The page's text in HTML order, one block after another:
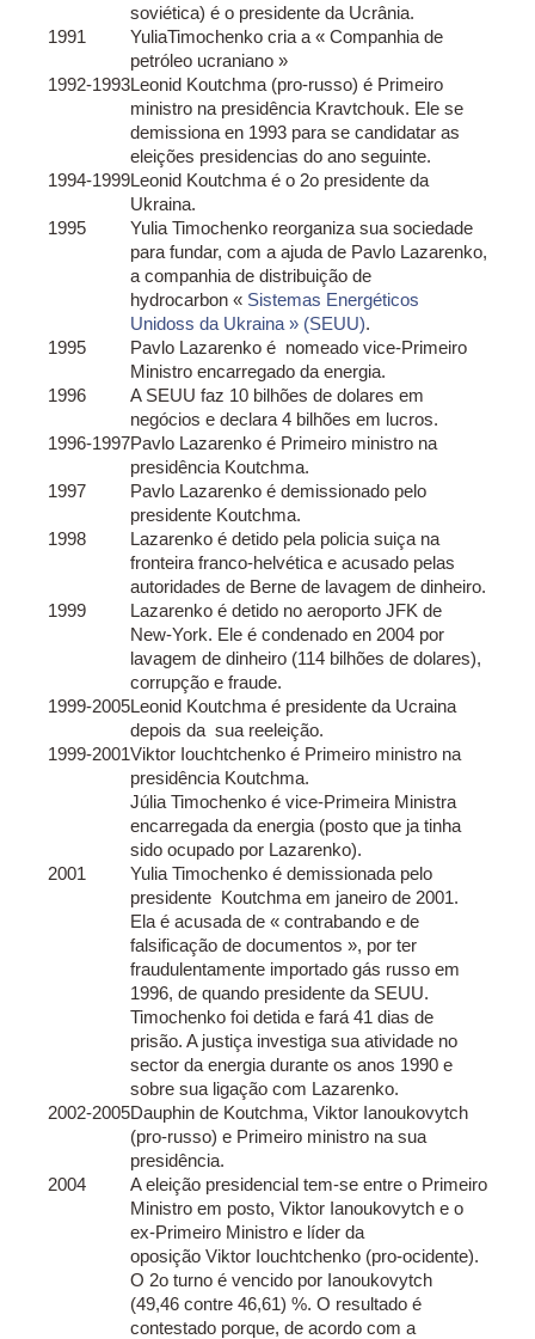
soviética) é o presidente da Ucrânia.
1991
YuliaTimochenko cria a « Companhia de
petróleo ucraniano »
1992-1993Leonid Koutchma (pro-russo) é Primeiro
ministro na presidência Kravtchouk. Ele se
demissiona en 1993 para se candidatar as
eleições presidencias do ano seguinte.
1994-1999Leonid Koutchma é o 2o presidente da
Ukraina.
1995
Yulia Timochenko reorganiza sua sociedade
para fundar, com a ajuda de Pavlo Lazarenko,
a companhia de distribuição de
hydrocarbon « Sistemas Energéticos
Unidoss da Ukraina » (SEUU).
1995
Pavlo Lazarenko é nomeado vice-Primeiro
Ministro encarregado da energia.
1996
A SEUU faz 10 bilhões de dolares em
negócios e declara 4 bilhões em lucros.
1996-1997Pavlo Lazarenko é Primeiro ministro na
presidência Koutchma.
1997
Pavlo Lazarenko é demissionado pelo
presidente Koutchma.
1998
Lazarenko é detido pela policia suiça na
fronteira franco-helvética e acusado pelas
autoridades de Berne de lavagem de dinheiro.
1999
Lazarenko é detido no aeroporto JFK de
New-York. Ele é condenado en 2004 por
lavagem de dinheiro (114 bilhões de dolares),
corrupção e fraude.
1999-2005Leonid Koutchma é presidente da Ucraina
depois da sua reeleição.
1999-2001Viktor Iouchtchenko é Primeiro ministro na
presidência Koutchma.
Júlia Timochenko é vice-Primeira Ministra
encarregada da energia (posto que ja tinha
sido ocupado por Lazarenko).
2001
Yulia Timochenko é demissionada pelo
presidente Koutchma em janeiro de 2001.
Ela é acusada de « contrabando e de
falsificação de documentos », por ter
fraudulentamente importado gás russo em
1996, de quando presidente da SEUU.
Timochenko foi detida e fará 41 dias de
prisão. A justiça investiga sua atividade no
sector da energia durante os anos 1990 e
sobre sua ligação com Lazarenko.
2002-2005Dauphin de Koutchma, Viktor Ianoukovytch
(pro-russo) e Primeiro ministro na sua
presidência.
2004
A eleição presidencial tem-se entre o Primeiro
Ministro em posto, Viktor Ianoukovytch e o
ex-Primeiro Ministro e líder da
oposição Viktor Iouchtchenko (pro-ocidente).
O 2o turno é vencido por Ianoukovytch
(49,46 contre 46,61) %. O resultado é
contestado porque, de acordo com a